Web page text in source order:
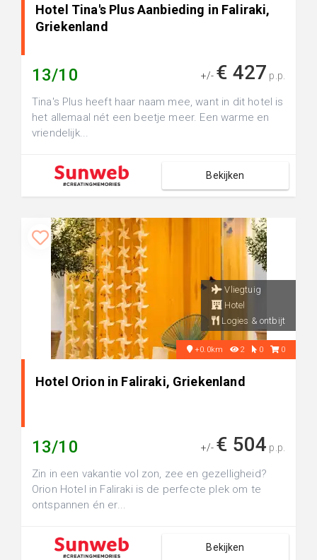
Hotel Tina's Plus Aanbieding in Faliraki,
Griekenland
13/10 +/- € 427 p.p.
Tina's Plus heeft haar naam mee, want in dit hotel is
het allemaal nét een beetje meer. Een warme en
vriendelijk...
Bekijken
Vliegtuig
Hotel
Logies & ontbijt
+0.0km 2 0 0
Hotel Orion in Faliraki, Griekenland
13/10 +/- € 504 p.p.
Zin in een vakantie vol zon, zee en gezelligheid?
Orion Hotel in Faliraki is de perfecte plek om te
ontspannen én er...
Bekijken